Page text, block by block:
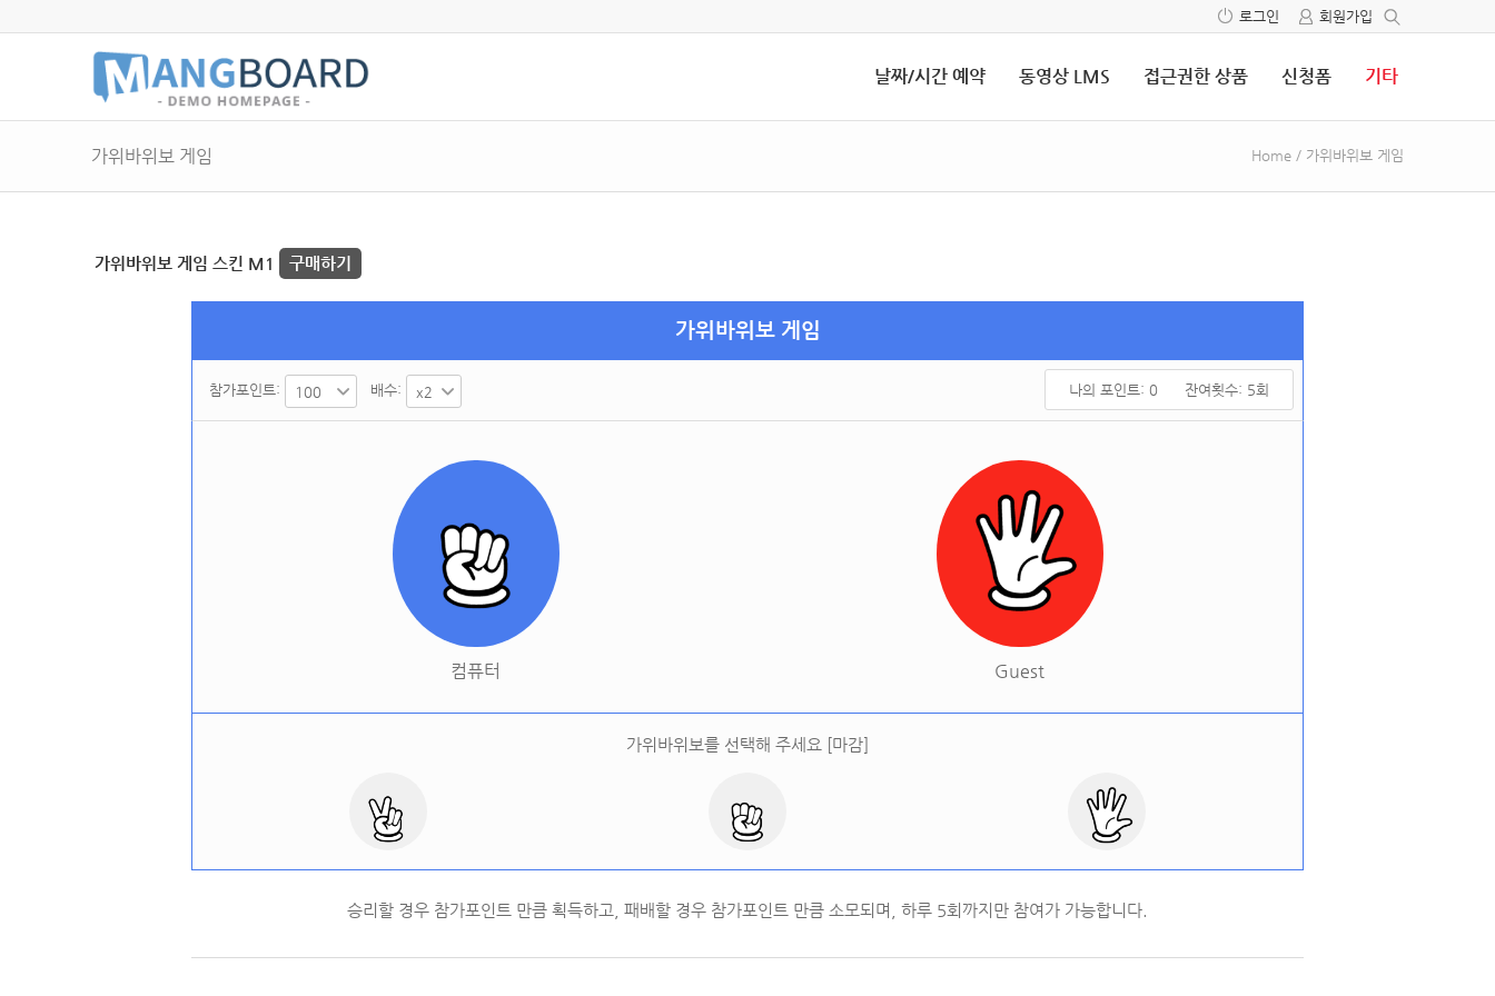
로그인 회원가입
날짜/시간 예약 동영상 LMS 접근권한 상품 신청폼 기타
가위바위보 게임 Home / 가위바위보 게임
가위바위보 게임 스킨 M1 구매하기
가위바위보 게임
나의 포인트: 0 잔여횟수: 5회
참가포인트: 배수:
컴퓨터 Guest
가위바위보를 선택해 주세요 [마감]
승리할 경우 참가포인트 만큼 획득하고, 패배할 경우 참가포인트 만큼 소모되며, 하루 5회까지만 참여가 가능합니다.